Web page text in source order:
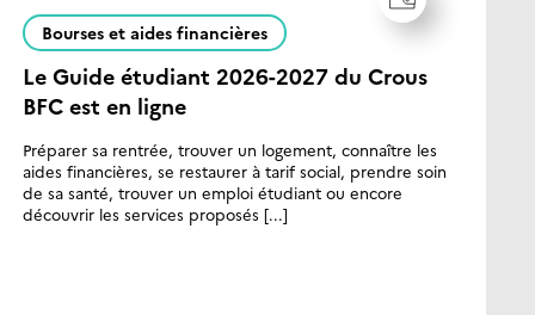
Créteil
Grenoble
Alpes
Lille
Limoges
Le Guide étudiant 2026-2027 du Crous
BFC est en ligne
Bourses et aides financières
Préparer sa rentrée, trouver un logement, connaître les
aides financières, se restaurer à tarif social, prendre soin
de sa santé, trouver un emploi étudiant ou encore
découvrir les services proposés [...]